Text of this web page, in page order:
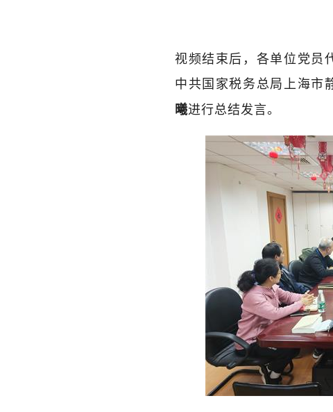
视频结束后，各单位党员
中共国家税务总局上海市
曦进行总结发言。